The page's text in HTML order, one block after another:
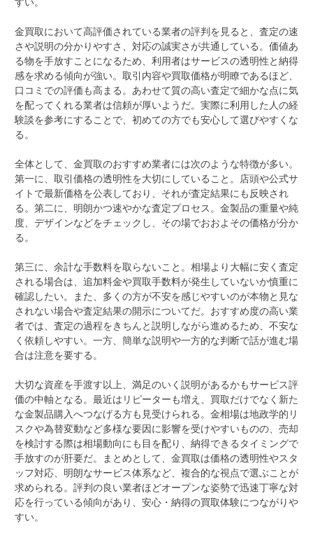
金買取において高評価されている業者の評判を見ると、査定の速
さや説明の分かりやすさ、対応の誠実さが共通している。価値あ
る物を手放すことになるため、利用者はサービスの透明性と納得
感を求める傾向が強い。取引内容や買取価格が明瞭であるほど、
口コミでの評価も高まる。あわせて質の高い査定で細かな点に気
を配ってくれる業者は信頼が厚いようだ。実際に利用した人の経
験談を参考にすることで、初めての方でも安心して選びやすくな
る。
全体として、金買取のおすすめ業者には次のような特徴が多い。
第一に、取引価格の透明性を大切にしていること。店頭や公式サ
イトで最新価格を公表しており、それが査定結果にも反映され
る。第二に、明朗かつ速やかな査定プロセス。金製品の重量や純
度、デザインなどをチェックし、その場でおおよその価格が分か
る。
第三に、余計な手数料を取らないこと。相場より大幅に安く査定
される場合は、追加料金や買取手数料が発生していないか慎重に
確認したい。また、多くの方が不安を感じやすいのが本物と見な
されない場合や査定結果の開示についてだ。おすすめ度の高い業
者では、査定の過程をきちんと説明しながら進めるため、不安な
く依頼しやすい。一方、簡単な説明や一方的な判断で話が進む場
合は注意を要する。
大切な資産を手渡す以上、満足のいく説明があるかもサービス評
価の中軸となる。最近はリピーターも増え、買取だけでなく新た
な金製品購入へつなげる方も見受けられる。金相場は地政学的リ
スクや為替変動など多様な要因に影響を受けやすいものの、売却
を検討する際は相場動向にも目を配り、納得できるタイミングで
手放すのが肝要だ。まとめとして、金買取は価格の透明性やスタ
ッフ対応、明朗なサービス体系など、複合的な視点で選ぶことが
求められる。評判の良い業者ほどオープンな姿勢で迅速丁寧な対
応を行っている傾向があり、安心・納得の買取体験につながりや
すい。